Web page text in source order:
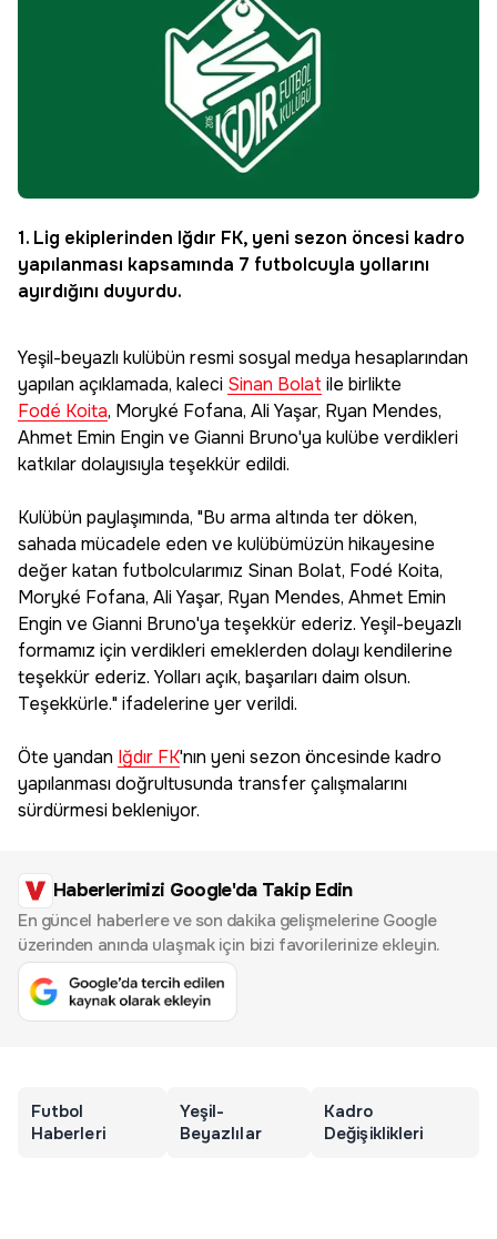
1. Lig ekiplerinden Iğdır FK, yeni sezon öncesi kadro
yapılanması kapsamında 7 futbolcuyla yollarını
ayırdığını duyurdu.
Yeşil-beyazlı kulübün resmi sosyal medya hesaplarından
yapılan açıklamada, kaleci Sinan Bolat ile birlikte
Fodé Koita, Moryké Fofana, Ali Yaşar, Ryan Mendes,
Ahmet Emin Engin ve Gianni Bruno'ya kulübe verdikleri
katkılar dolayısıyla teşekkür edildi.
Kulübün paylaşımında, "Bu arma altında ter döken,
sahada mücadele eden ve kulübümüzün hikayesine
değer katan futbolcularımız Sinan Bolat, Fodé Koita,
Moryké Fofana, Ali Yaşar, Ryan Mendes, Ahmet Emin
Engin ve Gianni Bruno'ya teşekkür ederiz. Yeşil-beyazlı
formamız için verdikleri emeklerden dolayı kendilerine
teşekkür ederiz. Yolları açık, başarıları daim olsun.
Teşekkürle." ifadelerine yer verildi.
Öte yandan Iğdır FK'nın yeni sezon öncesinde kadro
yapılanması doğrultusunda transfer çalışmalarını
sürdürmesi bekleniyor.
Haberlerimizi Google'da Takip Edin
En güncel haberlere ve son dakika gelişmelerine Google
üzerinden anında ulaşmak için bizi favorilerinize ekleyin.
Futbol
Haberleri
Yeşil-
Beyazlılar
Kadro
Değişiklikleri